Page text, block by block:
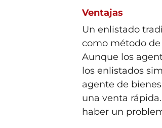
Ventajas
Un enlistado
como método
Aunque los
los enlistados
agente de
una venta
haber un